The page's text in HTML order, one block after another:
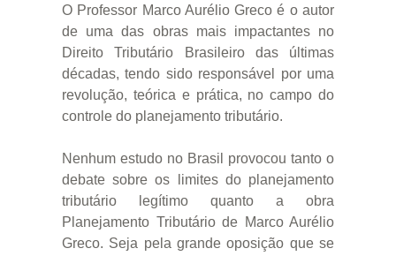
O Professor Marco Aurélio Greco é o autor
de uma das obras mais impactantes no
Direito Tributário Brasileiro das últimas
décadas, tendo sido responsável por uma
revolução, teórica e prática, no campo do
controle do planejamento tributário.
Nenhum estudo no Brasil provocou tanto o
debate sobre os limites do planejamento
tributário legítimo quanto a obra
Planejamento Tributário de Marco Aurélio
Greco. Seja pela grande oposição que se